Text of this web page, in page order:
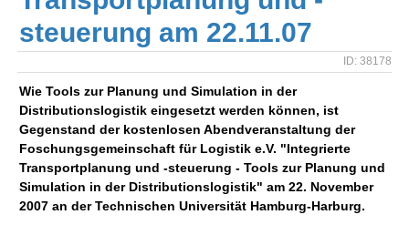
steuerung am 22.11.07
ID: 38178
Wie Tools zur Planung und Simulation in der
Distributionslogistik eingesetzt werden können, ist
Gegenstand der kostenlosen Abendveranstaltung der
Foschungsgemeinschaft für Logistik e.V. "Integrierte
Transportplanung und -steuerung - Tools zur Planung und
Simulation in der Distributionslogistik" am 22. November
2007 an der Technischen Universität Hamburg-Harburg.